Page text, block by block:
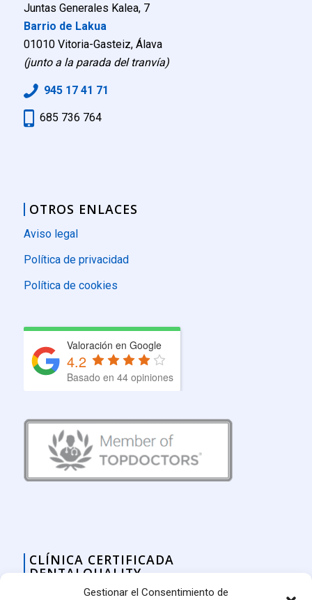
Gestionar el Consentimiento de
Juntas Generales Kalea, 7
Barrio de Lakua
01010 Vitoria-Gasteiz, Álava
(junto a la parada del tranvía)
945 17 41 71
685 736 764
OTROS ENLACES
Aviso legal
Política de privacidad
Política de cookies
Valoración en Google
4.2
Basado en 44 opiniones
CLÍNICA CERTIFICADA
DENTALQUALITY